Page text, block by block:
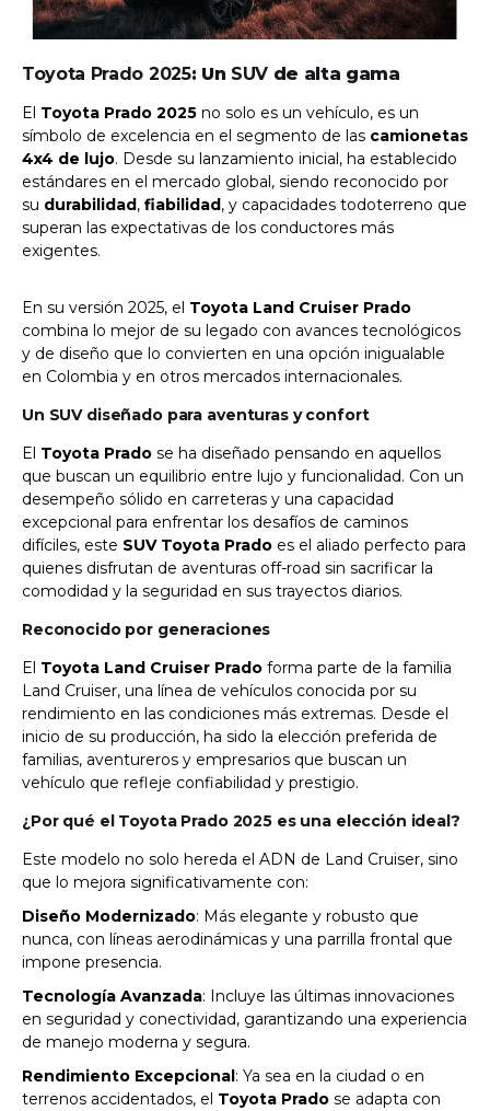
Toyota Prado 2025: Un SUV de alta gama
El Toyota Prado 2025 no solo es un vehículo, es un
símbolo de excelencia en el segmento de las camionetas
4x4 de lujo. Desde su lanzamiento inicial, ha establecido
estándares en el mercado global, siendo reconocido por
su durabilidad , fiabilidad , y capacidades todoterreno que
superan las expectativas de los conductores más
exigentes.
En su versión 2025, el Toyota Land Cruiser Prado
combina lo mejor de su legado con avances tecnológicos
y de diseño que lo convierten en una opción inigualable
en Colombia y en otros mercados internacionales.
Un SUV diseñado para aventuras y confort
El Toyota Prado se ha diseñado pensando en aquellos
que buscan un equilibrio entre lujo y funcionalidad. Con un
desempeño sólido en carreteras y una capacidad
excepcional para enfrentar los desafíos de caminos
difíciles, este SUV Toyota Prado es el aliado perfecto para
quienes disfrutan de aventuras off-road sin sacrificar la
comodidad y la seguridad en sus trayectos diarios.
Reconocido por generaciones
El Toyota Land Cruiser Prado forma parte de la familia
Land Cruiser, una línea de vehículos conocida por su
rendimiento en las condiciones más extremas. Desde el
inicio de su producción, ha sido la elección preferida de
familias, aventureros y empresarios que buscan un
vehículo que refleje confiabilidad y prestigio.
¿Por qué el Toyota Prado 2025 es una elección ideal?
Este modelo no solo hereda el ADN de Land Cruiser, sino
que lo mejora significativamente con:
Diseño Modernizado: Más elegante y robusto que
nunca, con líneas aerodinámicas y una parrilla frontal que
impone presencia.
Tecnología Avanzada: Incluye las últimas innovaciones
en seguridad y conectividad, garantizando una experiencia
de manejo moderna y segura.
Rendimiento Excepcional : Ya sea en la ciudad o en
terrenos accidentados, el Toyota Prado se adapta con